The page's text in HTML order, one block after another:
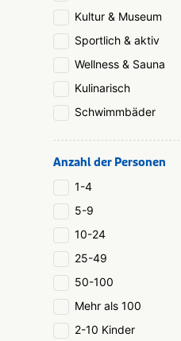
Kultur & Museum
Sportlich & aktiv
Wellness & Sauna
Kulinarisch
Schwimmbäder
Anzahl der Personen
1-4
5-9
10-24
25-49
50-100
Mehr als 100
2-10 Kinder